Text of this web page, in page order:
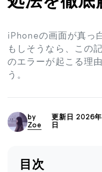
iPhoneの画面が真っ
もしそうなら、この
のエラーが起こる理
う。
by
Zoe
更新日 2026
日
目次